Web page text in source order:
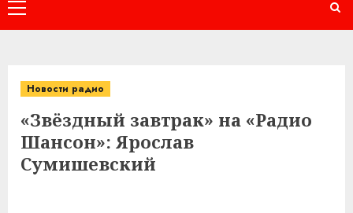
Основное
меню
Новости радио
«Звёздный завтрак» на «Радио
Шансон»: Ярослав
Сумишевский